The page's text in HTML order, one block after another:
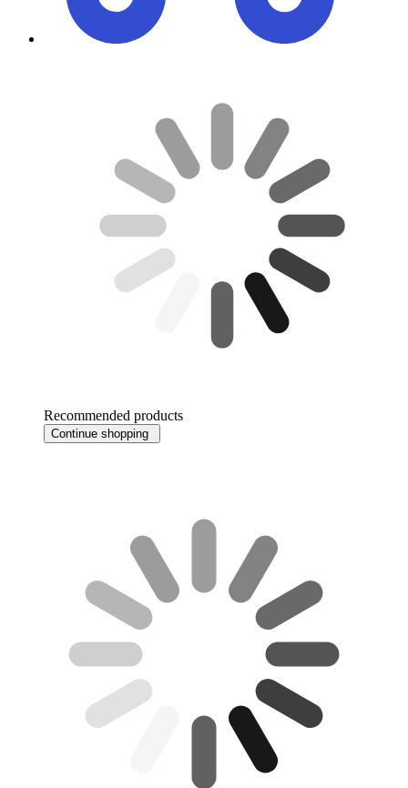
Recommended products
Continue shopping